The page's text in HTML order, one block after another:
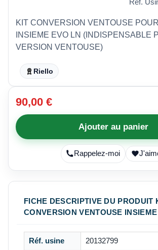
Ref.
KIT CONVERSION VENTOUSE
INSIEME EVO LN (INDISPENSABLE
VERSION VENTOUSE)
Riello
90,00 €
Ajouter au panier
Rappelez-moi
FICHE DESCRIPTIVE DU PRODUIT
CONVERSION VENTOUSE
Réf. usine 20132799